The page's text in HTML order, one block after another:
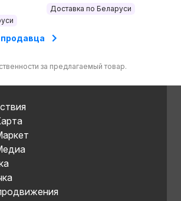
Доставка по Беларуси
за предлагаемый товар.